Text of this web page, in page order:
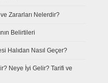
Zararları Nelerdir?
Belirtileri
Halıdan Nasıl Geçer?
Neye İyi Gelir? Tarifi ve